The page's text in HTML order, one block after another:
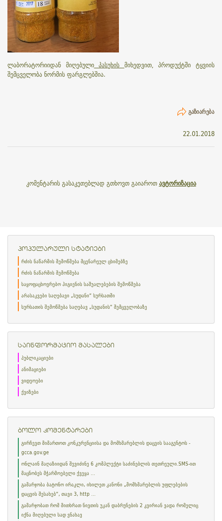
ლაბორატორიიდან მიღებულიპასუხის მიხედვით, პროდუქტში ტყვიის
შემცველობა ნორმის ფარგლებშია.
ᲒᲐᲖᲘᲐᲠᲔᲑᲐ
22.01.2018
კომენტარის გასაკეთებლად გთხოვთ გაიაროთავტორიზაცია
პოპულარული სტატიები
რძის ნაწარმის შემოწმება მცენარეულ ცხიმებზე
რძის ნაწარმის შემოწმება
საყოფაცხოვრებო ჰიგიენის საშუალებების შემოწმება
არასაკვები საღებავი „სუდანი“ სურსათში
სურსათის შემოწმება საღებავ „სუდანის“ შემცველობაზე
საინფორმაციო მასალები
პუბლიკაციები
ანიმაციები
ვიდეოები
ქვიზები
ბოლო კომენტარები
გირჩევთ მიმართოთ კონკურენციისა და მომხმარებლის დაცვის სააგენტოს -
gcca.gov.ge
ონლაინ მაღაზიიდან შევიძინე 6 კომპლექტი საძინებლის თეთრეული.SMS-ით
მაცნობეს მჭარმოებელი ქვეყა ...
გამარჯობა ბატონო ირაკლი, იხილეთ კანონი „მომხმარებლის უფლებების
დაცვის შესახებ“, თავი 3, http ...
გამარჯობათ რომ მითხრათ ნივთის უკან დაბრუნების 2 კვირიან ვადა რომელიც
იქნა მიღებული სად ვნახავ